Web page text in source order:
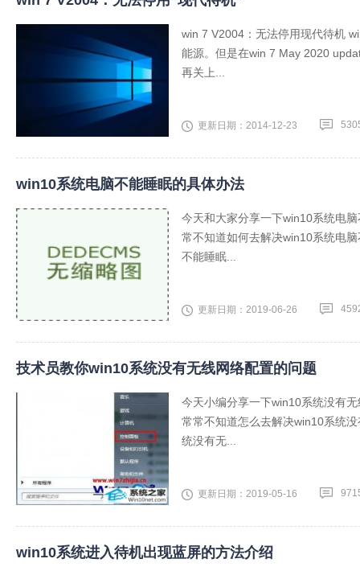
win 7 V2004：无法停用现代待机
能源。但是在win 7 May 2020
再关上...
更新日期：2014-12-23
win10系统电脑不能睡眠的具体办法
今天和大家分享一下win10系统电
常不知道如何去解决win10系统电
不能睡眠...
更新日期：2019-06-26
技术员教你win10系统没有无线网络配置的问题
今天小编分享一下win10系统没有
常常不知道怎么去解决win10系统
统没有无...
更新日期：2019-05-16
win10系统进入待机出现蓝屏的方法介绍